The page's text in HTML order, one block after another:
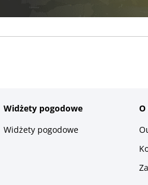
Widżety pogodowe
Widżety pogodowe
O